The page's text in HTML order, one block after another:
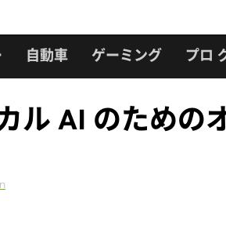
自動車 ゲーミング プロ
ル AI のための